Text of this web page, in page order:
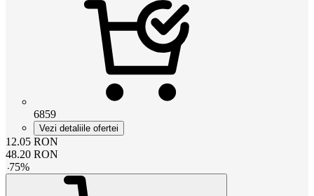
6859
Vezi detaliile ofertei
12.05 RON
48.20 RON
-75%